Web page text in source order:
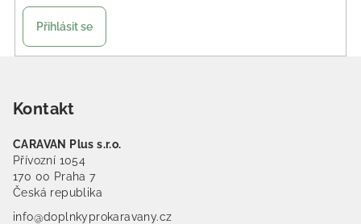
Přihlásit se
Kontakt
CARAVAN Plus s.r.o.
Přívozní 1054
170 00 Praha 7
Česká republika
info@doplnkyprokaravany.cz